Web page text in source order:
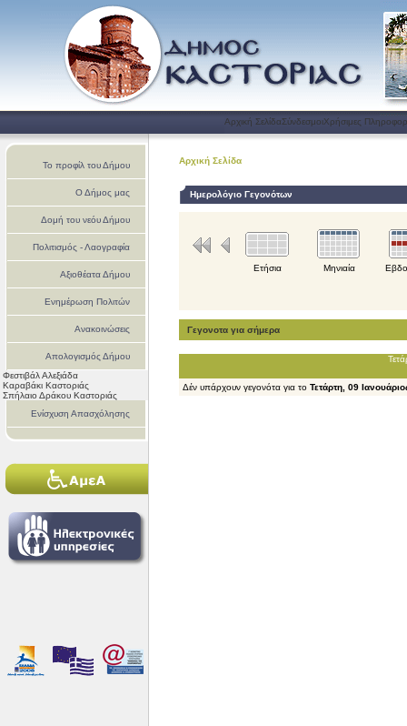
Αρχική ΣελίδαΣύνδεσμοιΧρήσιμες
Το προφίλ του Δήμου
Ο Δήμος μας
Δομή του νεόυ Δήμου
Πολιτισμός - Λαογραφία
Αξιοθέατα Δήμου
Ενημέρωση Πολιτών
Ανακοινώσεις
Απολογισμός Δήμου
Καστοριάς
Φεστιβάλ Αλεξιάδα
Καραβάκι Καστοριάς
Σπήλαιο Δράκου Καστοριάς
Ενίσχυση Απασχόλησης
Αρχική Σελίδα
Ημερολόγιο Γεγονότων
Ετήσια Μηνιαία
Γεγονοτα για σήμερα
Δέν υπάρχουν γεγονότα για το Τετάρτη, 09